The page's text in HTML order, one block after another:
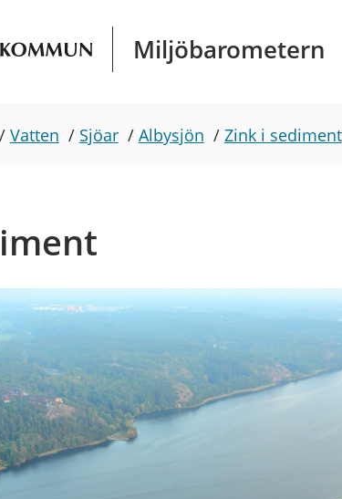
Miljöbarometern
/ Vatten / Sjöar / Albysjön / Zink i sediment